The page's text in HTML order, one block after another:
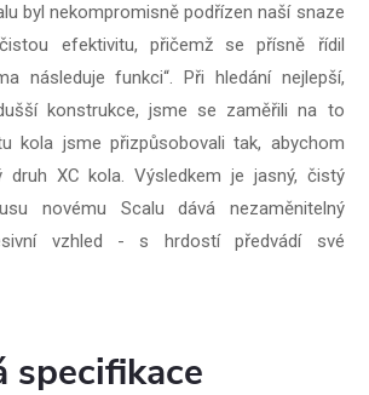
byl nekompromisně podřízen naší snaze
efektivitu, přičemž se přísně řídil
následuje funkci“. Při hledání nejlepší,
konstrukce, jsme se zaměřili na to
kola jsme přizpůsobovali tak, abychom
druh XC kola. Výsledkem je jasný, čistý
novému Scalu dává nezaměnitelný
vzhled - s hrdostí předvádí své
specifikace